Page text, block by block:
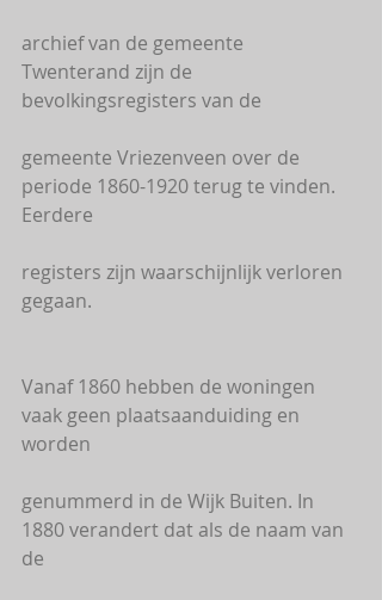
archief van de gemeente
Twenterand zijn de
bevolkingsregisters van de
gemeente Vriezenveen over de
periode 1860-1920 terug te vinden.
Eerdere
registers zijn waarschijnlijk verloren
gegaan.
Vanaf 1860 hebben de woningen
vaak geen plaatsaanduiding en
worden
genummerd in de Wijk Buiten. In
1880 verandert dat als de naam van
de